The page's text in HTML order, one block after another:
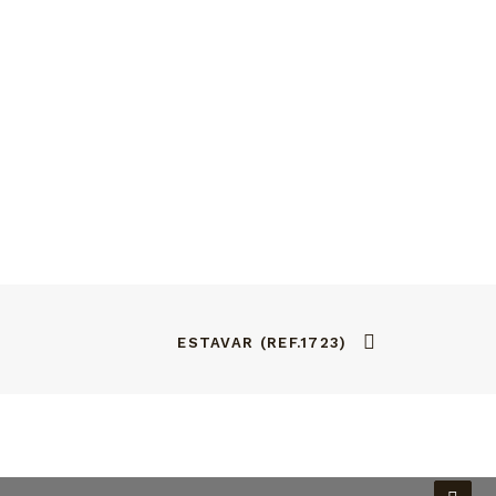
ESTAVAR (REF.1723)